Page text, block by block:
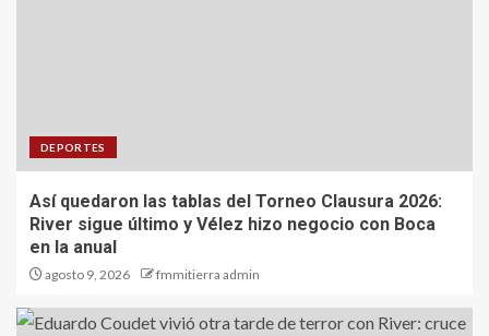
DEPORTES
Así quedaron las tablas del Torneo Clausura 2026:
River sigue último y Vélez hizo negocio con Boca
en la anual
agosto 9, 2026 fmmitierra admin